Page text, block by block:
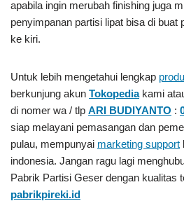
apabila ingin merubah finishing juga
penyimpanan partisi lipat bisa di buat
ke kiri.
Untuk lebih mengetahui lengkap
berkunjung akun Tokopediakami
di nomer wa / tlp ARI BUDIYANTO :
siap melayani pemasangan dan
pulau, mempunyai marketing support
indonesia. Jangan ragu lagi
Pabrik Partisi Geser dengan kualitas
pabrikpireki.id